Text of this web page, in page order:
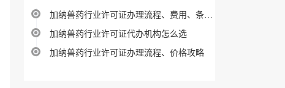
加纳兽药行业许可证办理流程、费用、条件指南
加纳兽药行业许可证代办机构怎么选
加纳兽药行业许可证办理流程、价格攻略